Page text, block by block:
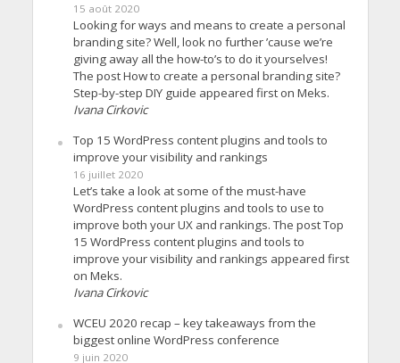
15 août 2020
Looking for ways and means to create a personal
branding site? Well, look no further ’cause we’re
giving away all the how-to’s to do it yourselves!
The post How to create a personal branding site?
Step-by-step DIY guide appeared first on Meks.
Ivana Cirkovic
Top 15 WordPress content plugins and tools to
improve your visibility and rankings
16 juillet 2020
Let’s take a look at some of the must-have
WordPress content plugins and tools to use to
improve both your UX and rankings. The post Top
15 WordPress content plugins and tools to
improve your visibility and rankings appeared first
on Meks.
Ivana Cirkovic
WCEU 2020 recap – key takeaways from the
biggest online WordPress conference
9 juin 2020